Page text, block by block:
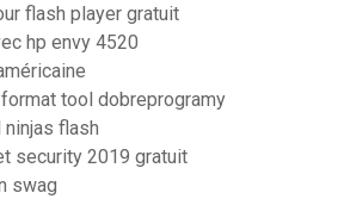
flash player gratuit
hp envy 4520
tool dobreprogramy
flash
security 2019 gratuit
swag